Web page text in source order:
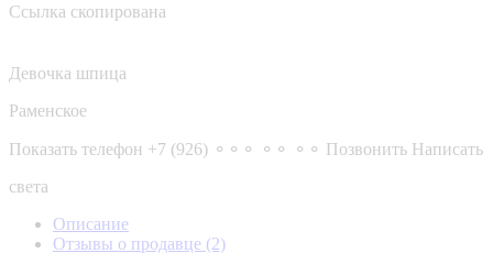
Ссылка скопирована
Девочка шпица
Раменское
Показать телефон +7 (926) ⚬⚬⚬ ⚬⚬ ⚬⚬ Позвонить Написать
света
Описание
Отзывы о продавце (2)